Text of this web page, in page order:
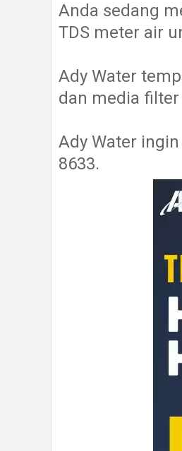
Anda sedang
TDS meter air
Ady Water
dan media
Ady Water
8633.